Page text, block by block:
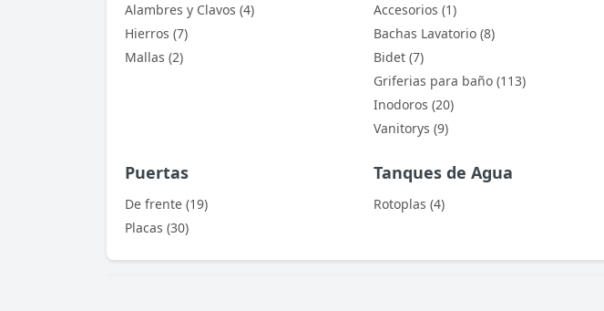
Alambres y Clavos (4)
Hierros (7)
Mallas (2)
Accesorios (1)
Bachas Lavatorio (8)
Bidet (7)
Griferias para baño (113)
Inodoros (20)
Vanitorys (9)
Puertas
De frente (19)
Placas (30)
Tanques de Agua
Rotoplas (4)